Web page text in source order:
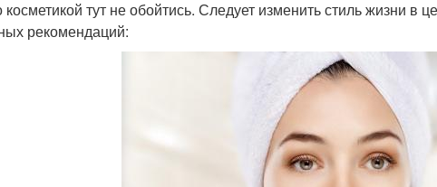
косметикой тут не обойтись. Следует изменить стиль жизни в
рекомендаций: